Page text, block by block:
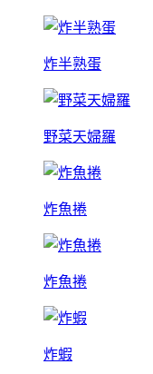
炸半熟蛋
野菜天婦羅
炸魚捲
炸魚捲
炸蝦